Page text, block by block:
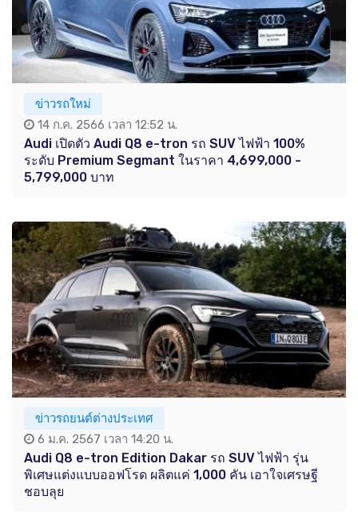
ข่าวรถใหม่
14 ก.ค. 2566 เวลา 12:52 น.
Audi เปิดตัว Audi Q8 e-tron รถ SUV ไฟฟ้า 100%
ระดับ Premium Segmant ในราคา 4,699,000 -
5,799,000 บาท
ข่าวรถยนต์ต่างประเทศ
6 ม.ค. 2567 เวลา 14:20 น.
Audi Q8 e-tron Edition Dakar รถ SUV ไฟฟ้า รุ่น
พิเศษแต่งแบบออฟโรด ผลิตแค่ 1,000 คัน เอาใจเศรษฐี
ชอบลุย